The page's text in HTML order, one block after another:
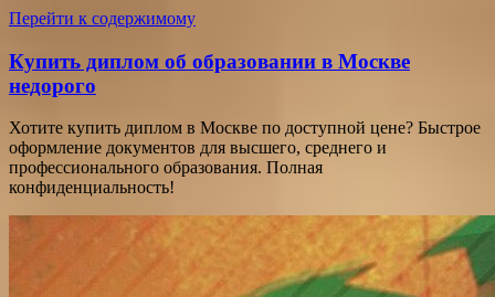
Перейти к содержимому
Купить диплом об образовании в Москве
недорого
Хотите купить диплом в Москве по доступной цене? Быстрое
оформление документов для высшего, среднего и
профессионального образования. Полная
конфиденциальность!